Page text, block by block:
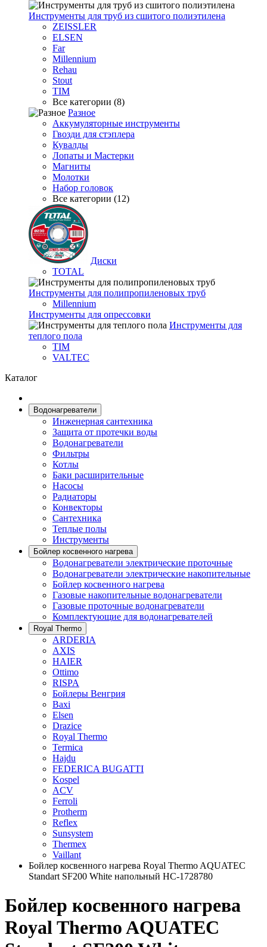
Инструменты для труб из сшитого полиэтилена
ZEISSLER
ELSEN
Far
Millennium
Rehau
Stout
TIM
Все категории (8)
Разное
Аккумуляторные инструменты
Гвозди для стэплера
Кувалды
Лопаты и Мастерки
Магниты
Молотки
Набор головок
Все категории (12)
Диски
TOTAL
Инструменты для полипропиленовых труб
Millennium
Инструменты для опрессовки
Инструменты для
теплого пола
TIM
VALTEC
Каталог
Водонагреватели
Инженерная сантехника
Защита от протечки воды
Водонагреватели
Фильтры
Котлы
Баки расширительные
Насосы
Радиаторы
Конвекторы
Сантехника
Теплые полы
Инструменты
Бойлер косвенного нагрева
Водонагреватeли электрические проточные
Водонагреватели электрические накопительные
Бойлер косвенного нагрева
Газовые накопительные водонагреватели
Газовые проточные водонагреватели
Комплектующие для водонагревателей
Royal Thermo
ARDERIA
AXIS
HAIER
Ottimo
RISPA
Бойлеры Венгрия
Baxi
Elsen
Drazice
Royal Thermo
Termica
Hajdu
FEDERICA BUGATTI
Kospel
ACV
Ferroli
Protherm
Reflex
Sunsystem
Thermex
Vaillant
Бойлер косвенного нагрева Royal Thermo AQUATEC
Standart SF200 White напольный HC-1728780
Бойлер косвенного нагрева
Royal Thermo AQUATEC